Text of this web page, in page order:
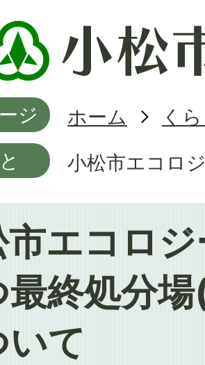
ジ ホーム
く
小松市エコロ
エコロ
最終処分
いて